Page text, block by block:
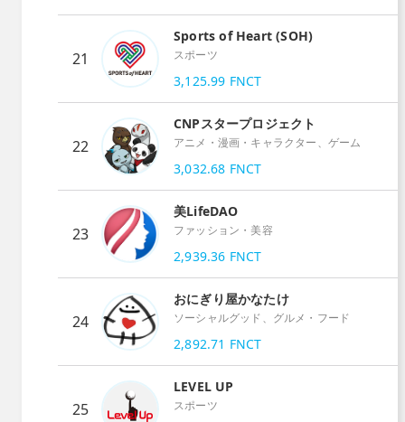
21
Sports of Heart (SOH)
スポーツ
3,125.99 FNCT
22
CNPスタープロジェクト
アニメ・漫画・キャラクター、ゲーム
3,032.68 FNCT
23
美LifeDAO
ファッション・美容
2,939.36 FNCT
24
おにぎり屋かなたけ
ソーシャルグッド、グルメ・フード
2,892.71 FNCT
25
LEVEL UP
スポーツ